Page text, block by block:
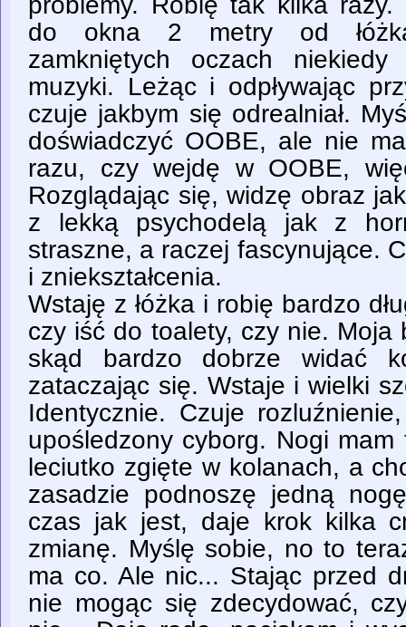
do okna 2 metry od
zamkniętych oczach
muzyki. Leżąc i odpływając
czuje jakbym się odrealniał.
doświadczyć OOBE, ale nie
razu, czy wejdę w OOBE,
Rozglądając się, widzę obraz
z lekką psychodelą jak z
straszne, a raczej fascynujące.
i zniekształcenia.
Wstaję z łóżka i robię bardzo
czy iść do toalety, czy nie. Moja
skąd bardzo dobrze widać
zataczając się. Wstaje i wielki
Identycznie. Czuje
upośledzony cyborg. Nogi mam
leciutko zgięte w kolanach, a
zasadzie podnoszę jedną
czas jak jest, daje krok kilka
zmianę. Myślę sobie, no to
ma co. Ale nic... Stając przed
nie mogąc się zdecydować,